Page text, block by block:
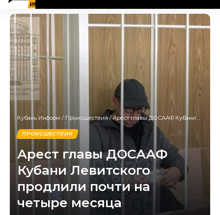
Кубань Информ / Происшествия /Арест главы ДОСААФ Кубани Левитского продлили почти на четыре месяца
ПРОИСШЕСТВИЯ
Арест главы ДОСААФ
Кубани Левитского
продлили почти на
четыре месяца